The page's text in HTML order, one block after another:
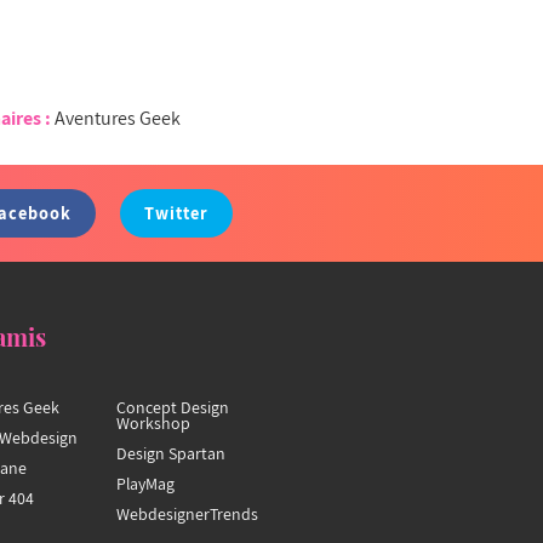
:Aventures Geek
Twitter
Geek
404
Concept Design
Workshop
Design Spartan
PlayMag
WebdesignerTrends